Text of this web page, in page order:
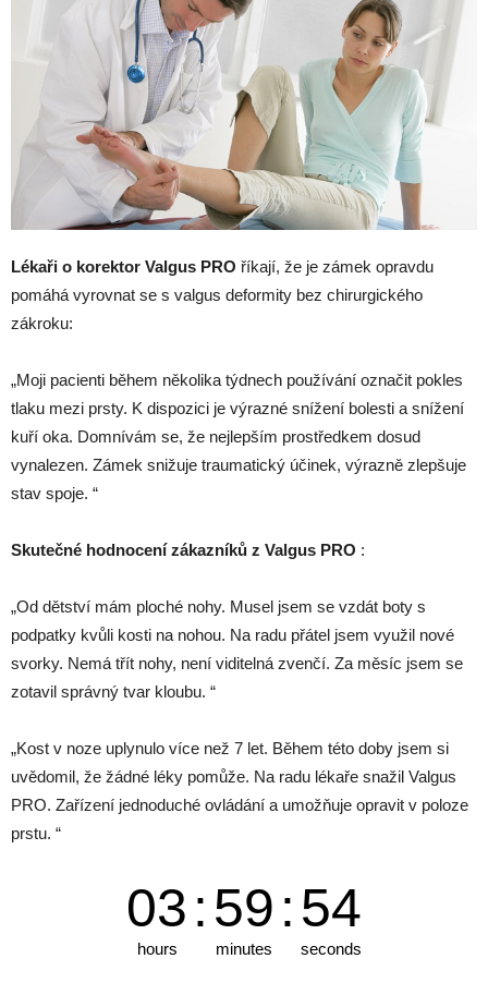
Lékaři o korektor Valgus PRO říkají, že je zámek opravdu
pomáhá vyrovnat se s valgus deformity bez chirurgického
zákroku:
„Moji pacienti během několika týdnech používání označit pokles
tlaku mezi prsty. K dispozici je výrazné snížení bolesti a snížení
kuří oka. Domnívám se, že nejlepším prostředkem dosud
vynalezen. Zámek snižuje traumatický účinek, výrazně zlepšuje
stav spoje. “
Skutečné hodnocení zákazníků z Valgus PRO :
„Od dětství mám ploché nohy. Musel jsem se vzdát boty s
podpatky kvůli kosti na nohou. Na radu přátel jsem využil nové
svorky. Nemá třít nohy, není viditelná zvenčí. Za měsíc jsem se
zotavil správný tvar kloubu. “
„Kost v noze uplynulo více než 7 let. Během této doby jsem si
uvědomil, že žádné léky pomůže. Na radu lékaře snažil Valgus
PRO. Zařízení jednoduché ovládání a umožňuje opravit v poloze
prstu. “
03
hours
:59
minutes
:52
seconds